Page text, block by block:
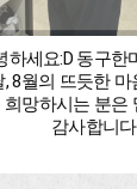
하세요:D 동구한
, 8월의 뜨듯한
망하시는 분은
감사합니